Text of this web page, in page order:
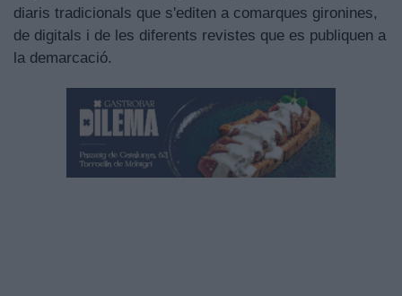
diaris tradicionals que s'editen a comarques gironines,
de digitals i de les diferents revistes que es publiquen a
la demarcació.